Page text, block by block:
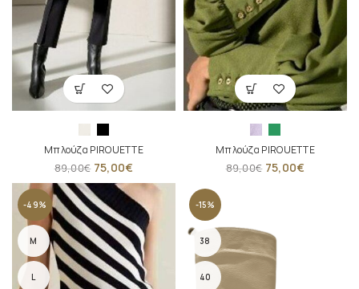
Μπλούζα PIROUETTE
89,00€ 75,00€
Μπλούζα PIROUETTE
89,00€ 75,00€
-49%
M
L
-15%
38
40